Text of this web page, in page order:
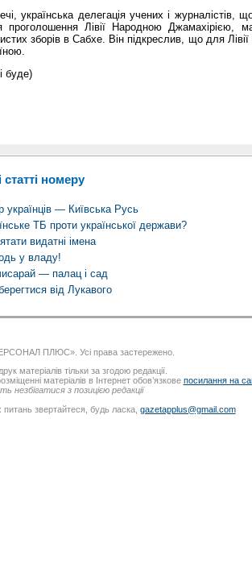
українська делегація учених і журналістів,
проголошення Лівії Народною Джамахірією,
зборів в Сабхе. Він підкреслив, що для
буде)
статті номеру
українців — Київська Русь
ТБ проти української держави?
видатні імена
у владу!
— палац і сад
від Лукавого
ПЛЮС». Усі права застережено.
матеріалів тільки за згодою редакції.
матеріалів в Інтернет обов’язкове посилання на
незбігатися з позицією редакції
питань звертайтеся, будь ласка, gazetapplus@gmail.com